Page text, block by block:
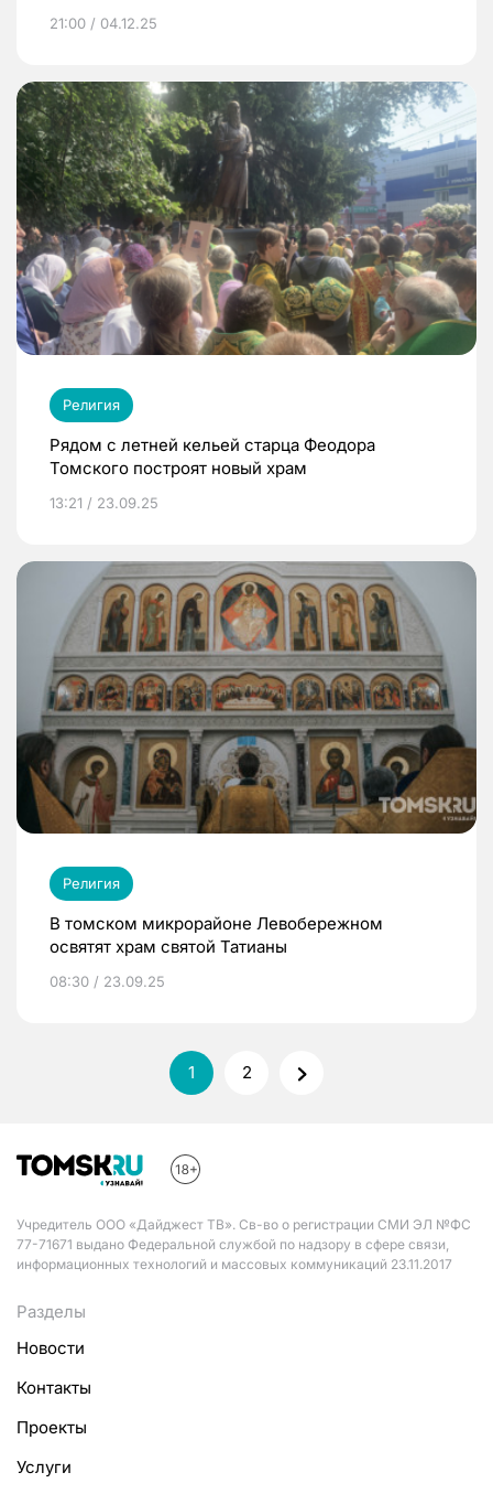
21:00 / 04.12.25
Религия
Рядом с летней кельей старца Феодора
Томского построят новый храм
13:21 / 23.09.25
Религия
В томском микрорайоне Левобережном
освятят храм святой Татианы
08:30 / 23.09.25
1 2
Учредитель ООО «Дайджест ТВ». Св-во о регистрации СМИ ЭЛ №ФС
77-71671 выдано Федеральной службой по надзору в сфере связи,
информационных технологий и массовых коммуникаций 23.11.2017
Разделы
Новости
Контакты
Проекты
Услуги